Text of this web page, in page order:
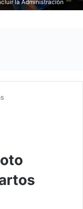
la Administración